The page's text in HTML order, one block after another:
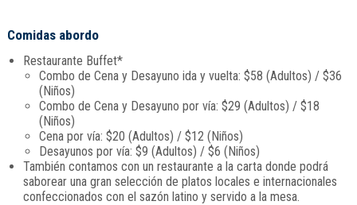
Comidas abordo
Restaurante Buffet*
Combo de Cena y Desayuno ida y vuelta: $58 (Adultos) / $36
(Niños)
Combo de Cena y Desayuno por vía: $29 (Adultos) / $18
(Niños)
Cena por vía: $20 (Adultos) / $12 (Niños)
Desayunos por vía: $9 (Adultos) / $6 (Niños)
También contamos con un restaurante a la carta donde podrá
saborear una gran selección de platos locales e internacionales
confeccionados con el sazón latino y servido a la mesa.